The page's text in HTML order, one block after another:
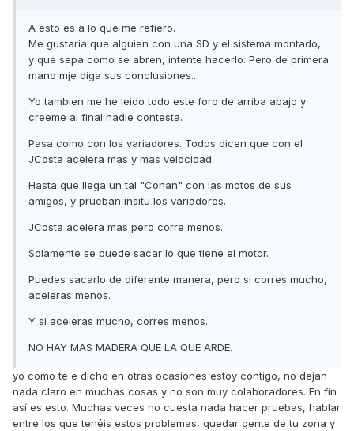
A esto es a lo que me refiero.
Me gustaria que alguien con una SD y el sistema montado,
y que sepa como se abren, intente hacerlo. Pero de primera
mano mje diga sus conclusiones..
Yo tambien me he leido todo este foro de arriba abajo y
creeme al final nadie contesta.
Pasa como con los variadores. Todos dicen que con el
JCosta acelera mas y mas velocidad.
Hasta que llega un tal "Conan" con las motos de sus
amigos, y prueban insitu los variadores.
JCosta acelera mas pero corre menos.
Solamente se puede sacar lo que tiene el motor.
Puedes sacarlo de diferente manera, pero si corres mucho,
aceleras menos.
Y si aceleras mucho, corres menos.
NO HAY MAS MADERA QUE LA QUE ARDE.
yo como te e dicho en otras ocasiones estoy contigo, no dejan
nada claro en muchas cosas y no son muy colaboradores. En fin
así es esto. Muchas veces no cuesta nada hacer pruebas, hablar
entre los que tenéis estos problemas, quedar gente de tu zona y